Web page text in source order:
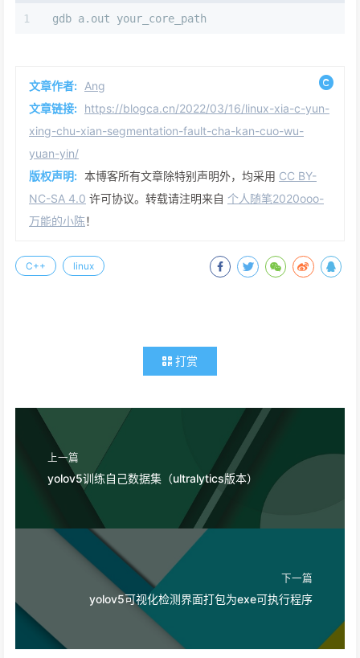
gdb a.out your_core_path
文章作者: Ang
文章链接: https://blogca.cn/2022/03/16/linux-xia-c-yun-
xing-chu-xian-segmentation-fault-cha-kan-cuo-wu-
yuan-yin/
版权声明: 本博客所有文章除特别声明外，均采用 CC BY-
NC-SA 4.0 许可协议。转载请注明来自 个人随笔2020ooo-
万能的小陈！
C++ linux
打赏
上一篇
yolov5训练自己数据集（ultralytics版本）
下一篇
yolov5可视化检测界面打包为exe可执行程序